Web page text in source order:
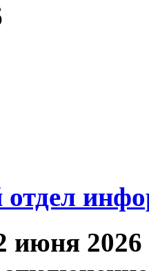
отдел
июня 2026